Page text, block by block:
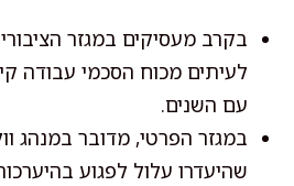
בקרב מעסיקים במגזר
לעיתים מכוח הסכמי עבודה
עם השנים.
במגזר הפרטי, מדובר במנהג
שהיעדרו עלול לפגוע